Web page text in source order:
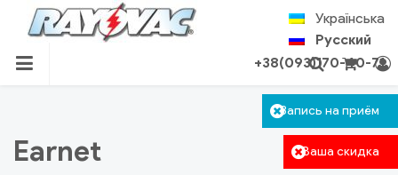
content
Ваша скидка
Запись на приём
RU.RAYOVAC.COM.UA
Українська
Русский
+38(093)170-40-71
Поиск
Earnet